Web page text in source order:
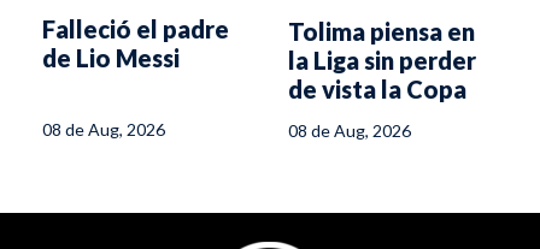
Falleció el padre
de Lio Messi
08 de Aug, 2026
Tolima piensa en
la Liga sin perder
de vista la Copa
08 de Aug, 2026